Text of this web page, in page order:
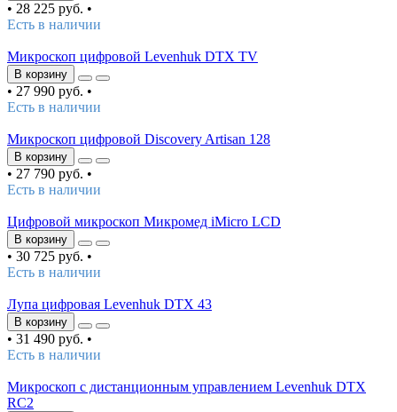
• 28 225 руб. •
Есть в наличии
Микроскоп цифровой Levenhuk DTX TV
В корзину
• 27 990 руб. •
Есть в наличии
Микроскоп цифровой Discovery Artisan 128
В корзину
• 27 790 руб. •
Есть в наличии
Цифровой микроскоп Микромед iMicro LCD
В корзину
• 30 725 руб. •
Есть в наличии
Лупа цифровая Levenhuk DTX 43
В корзину
• 31 490 руб. •
Есть в наличии
Микроскоп с дистанционным управлением Levenhuk DTX
RC2